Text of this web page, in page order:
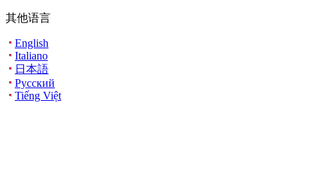
其他语言
English
Italiano
日本語
Русский
Tiếng Việt